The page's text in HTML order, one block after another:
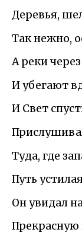
Деревья,
Так нежно,
А реки
И убегают
И Свет
Туда, где
Путь
Он увидал